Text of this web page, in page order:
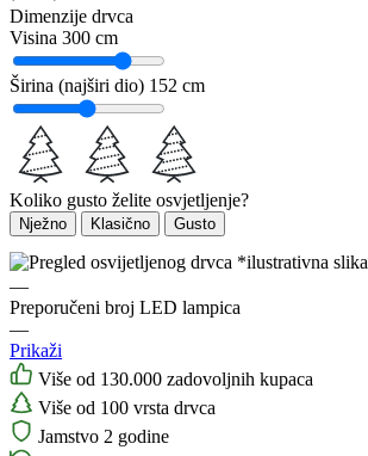
Dimenzije drvca
Visina 300 cm
Širina (najširi dio) 152 cm
Koliko gusto želite osvjetljenje?
Nježno Klasično Gusto
*ilustrativna slika
—
Preporučeni broj LED lampica
—
Prikaži
Više od 130.000 zadovoljnih kupaca
Više od 100 vrsta drvca
Jamstvo 2 godine